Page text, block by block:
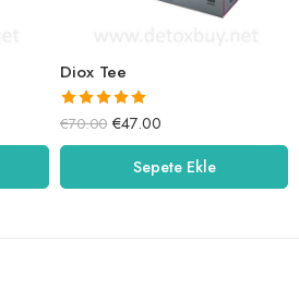
Diox Tee
5 üzerinden
5.00oy aldı
€70.00 €47.00
Sepete Ekle